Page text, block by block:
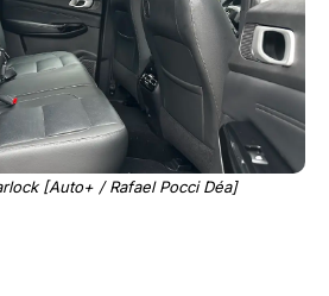
[Auto+ / Rafael Pocci Déa]